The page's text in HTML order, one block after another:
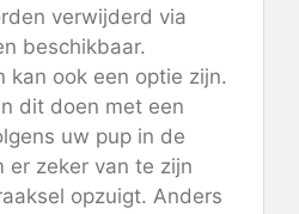
verwijderd via
beschikbaar.
kan ook een optie zijn.
dit doen met een
uw pup in de
er zeker van te zijn
opzuigt. Anders